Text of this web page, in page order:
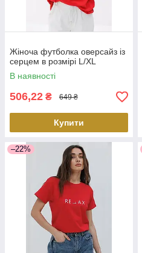
Жіноча футболка оверсайз із
серцем в розмірі L/XL
В наявності
506,22 ₴ 649 ₴
Купити
–22%